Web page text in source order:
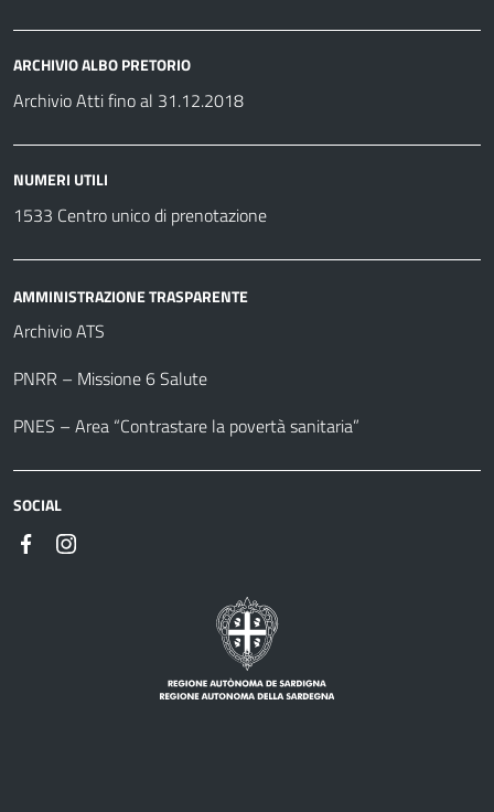
ARCHIVIO ALBO PRETORIO
Archivio Atti fino al 31.12.2018
NUMERI UTILI
1533 Centro unico di prenotazione
AMMINISTRAZIONE TRASPARENTE
Archivio ATS
PNRR – Missione 6 Salute
PNES – Area “Contrastare la povertà sanitaria”
SOCIAL